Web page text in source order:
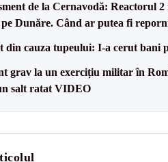
de la Cernavodă: Reactorul
pe Dunăre. Când ar putea fi
din cauza tupeului: I-a cerut bani
grav la un exercițiu militar în
salt ratat VIDEO